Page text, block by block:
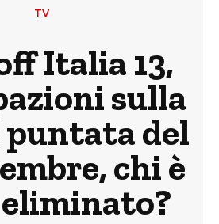
TV
Italia 13,
sulla
del
chi è